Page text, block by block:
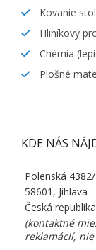
Kovanie
Hliníkový
Chémia
Plošné
KDE NÁS
Polenská
58601, Jihlava
Česká republika
(kontaktné
reklamácií, nie